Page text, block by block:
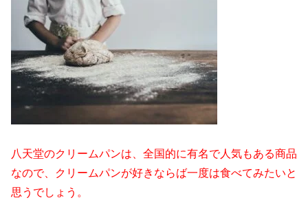
八天堂のクリームパンは、全国的に有名で人気もある商品
なので、クリームパンが好きならば一度は食べてみたいと
思うでしょう。